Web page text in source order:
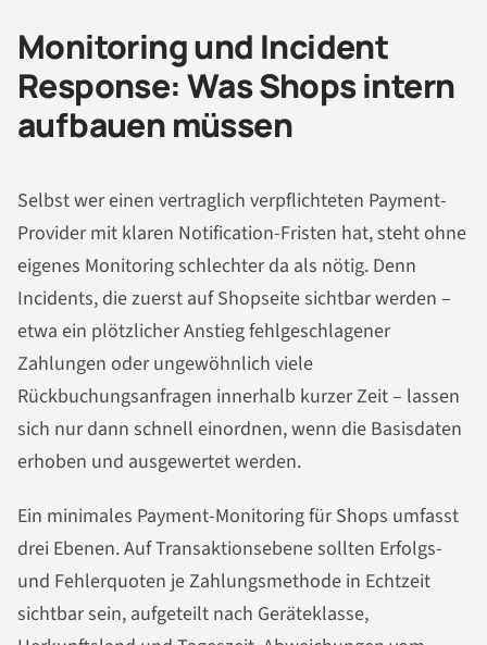
Monitoring und Incident
Response: Was Shops intern
aufbauen müssen
Selbst wer einen vertraglich verpflichteten Payment-
Provider mit klaren Notification-Fristen hat, steht ohne
eigenes Monitoring schlechter da als nötig. Denn
Incidents, die zuerst auf Shopseite sichtbar werden –
etwa ein plötzlicher Anstieg fehlgeschlagener
Zahlungen oder ungewöhnlich viele
Rückbuchungsanfragen innerhalb kurzer Zeit – lassen
sich nur dann schnell einordnen, wenn die Basisdaten
erhoben und ausgewertet werden.
Ein minimales Payment-Monitoring für Shops umfasst
drei Ebenen. Auf Transaktionsebene sollten Erfolgs-
und Fehlerquoten je Zahlungsmethode in Echtzeit
sichtbar sein, aufgeteilt nach Geräteklasse,